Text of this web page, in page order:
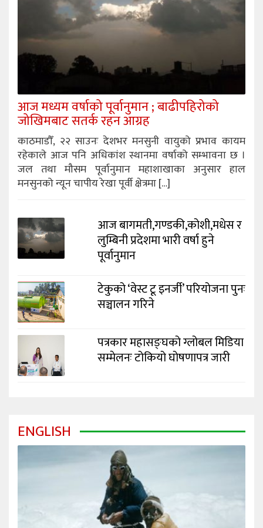
आज मध्यम वर्षाको पूर्वानुमान ; बाढीपहिरोको
जोखिमबाट सतर्क रहन आग्रह
काठमाडौँ, २२ साउनः देशभर मनसुनी वायुको प्रभाव कायम
रहेकाले आज पनि अधिकांश स्थानमा वर्षाको सम्भावना छ ।
जल तथा मौसम पूर्वानुमान महाशाखाका अनुसार हाल
मनसुनको न्यून चापीय रेखा पूर्वी क्षेत्रमा […]
आज बागमती,गण्डकी,कोशी,मधेस र
लुम्बिनी प्रदेशमा भारी वर्षा हुने
पूर्वानुमान
टेकुको ‘वेस्ट टू इनर्जी’ परियोजना पुनः
सञ्चालन गरिने
पत्रकार महासङ्घको ग्लोबल मिडिया
सम्मेलनः टोकियो घोषणापत्र जारी
ENGLISH